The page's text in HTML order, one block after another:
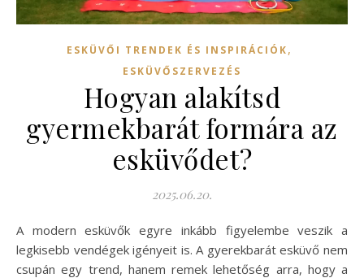
ESKÜVŐI TRENDEK ÉS INSPIRÁCIÓK,
ESKÜVŐSZERVEZÉS
Hogyan alakítsd
gyermekbarát formára az
esküvődet?
2025.06.20.
A modern esküvők egyre inkább figyelembe veszik a
legkisebb vendégek igényeit is. A gyerekbarát esküvő nem
csupán egy trend, hanem remek lehetőség arra, hogy a